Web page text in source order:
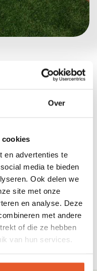
Over
cookies
en advertenties te
media te bieden
Ook delen we
site met onze
en analyse. Deze
met andere
of die ze hebben
van hun services.
of daktuin
de vloer heen leggen. Het
op te liggen en maakt het
ware metamorfose!
het kunstgras voor u op
zorgeloos en daarna